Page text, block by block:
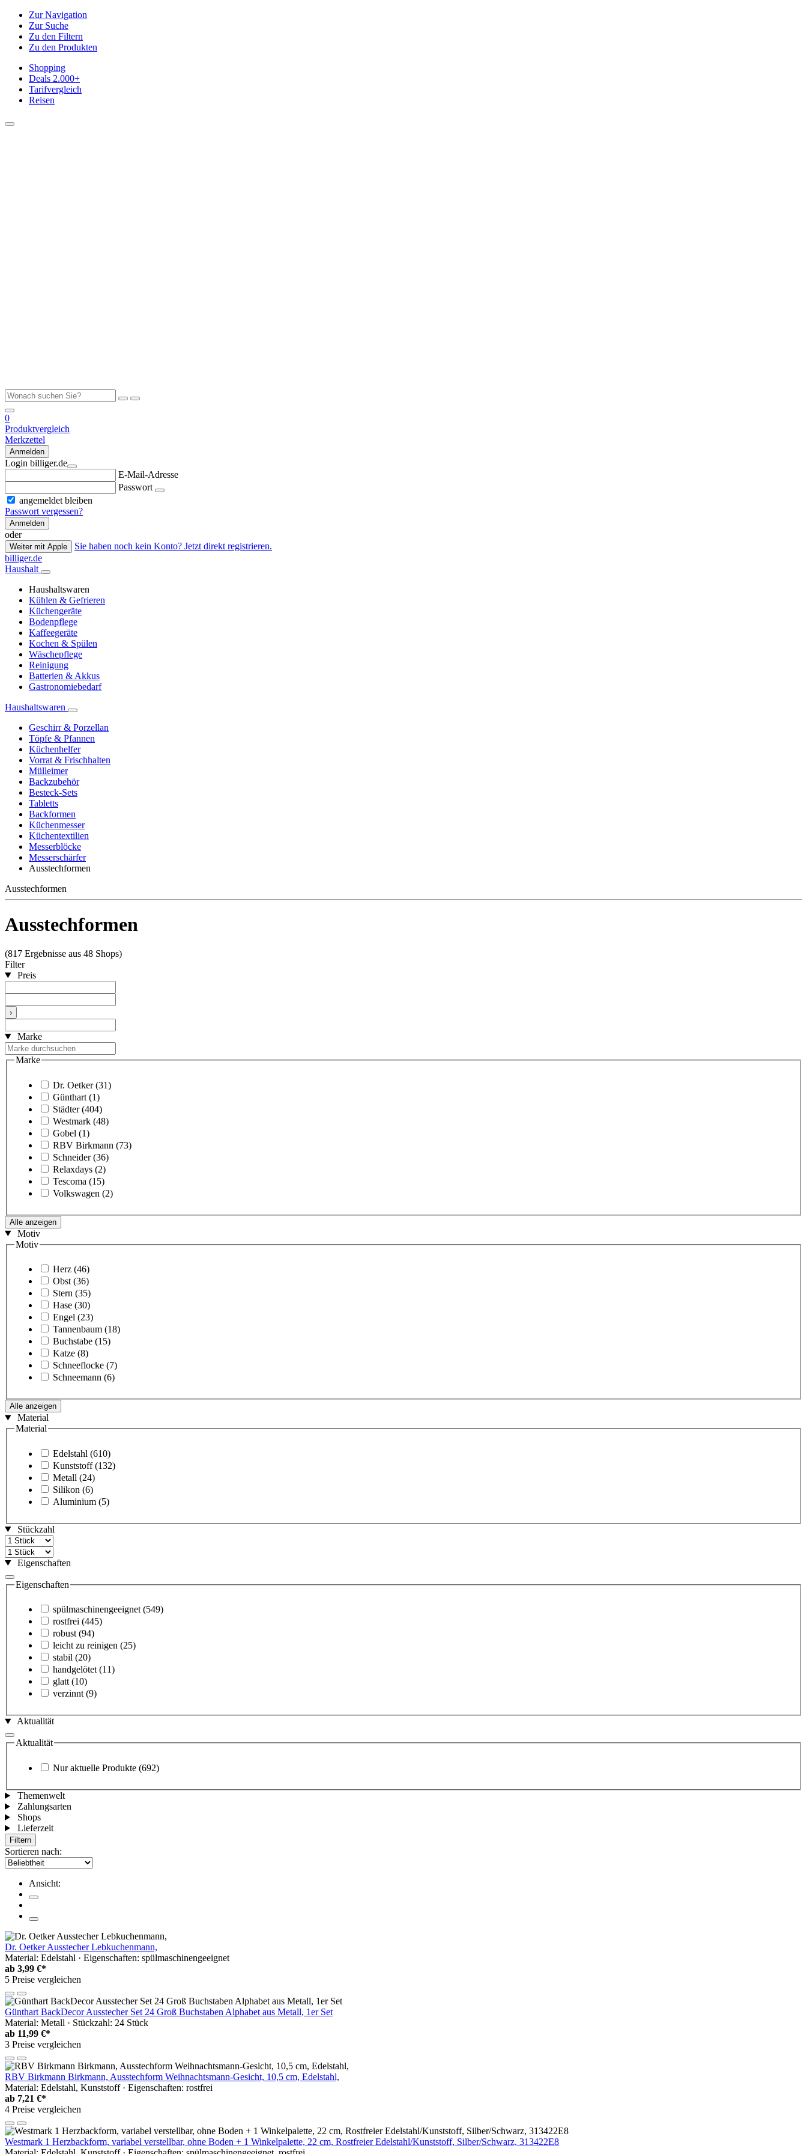
Zur Navigation
Zur Suche
Zu den Filtern
Zu den Produkten
Shopping
Deals 2.000+
Tarifvergleich
Reisen
0
Produktvergleich
Merkzettel
Anmelden
Login billiger.de
E-Mail-Adresse
Passwort
angemeldet bleiben
Passwort vergessen?
Anmelden
oder
Weiter mit Apple
Sie haben noch kein Konto? Jetzt direkt registrieren.
billiger.de
Haushalt
Haushaltswaren
Kühlen & Gefrieren
Küchengeräte
Bodenpflege
Kaffeegeräte
Kochen & Spülen
Wäschepflege
Reinigung
Batterien & Akkus
Gastronomiebedarf
Haushaltswaren
Geschirr & Porzellan
Töpfe & Pfannen
Küchenhelfer
Vorrat & Frischhalten
Mülleimer
Backzubehör
Besteck-Sets
Tabletts
Backformen
Küchenmesser
Küchentextilien
Messerblöcke
Messerschärfer
Ausstechformen
Ausstechformen
Ausstechformen
(817 Ergebnisse aus 48 Shops)
Filter
Preis
›
Marke
Marke
Dr. Oetker (31)
Günthart (1)
Städter (404)
Westmark (48)
Gobel (1)
RBV Birkmann (73)
Schneider (36)
Relaxdays (2)
Tescoma (15)
Volkswagen (2)
Alle anzeigen
Motiv
Motiv
Herz (46)
Obst (36)
Stern (35)
Hase (30)
Engel (23)
Tannenbaum (18)
Buchstabe (15)
Katze (8)
Schneeflocke (7)
Schneemann (6)
Alle anzeigen
Material
Material
Edelstahl (610)
Kunststoff (132)
Metall (24)
Silikon (6)
Aluminium (5)
Stückzahl
Eigenschaften
Eigenschaften
spülmaschinengeeignet (549)
rostfrei (445)
robust (94)
leicht zu reinigen (25)
stabil (20)
handgelötet (11)
glatt (10)
verzinnt (9)
Aktualität
Aktualität
Nur aktuelle Produkte (692)
Themenwelt
Zahlungsarten
Shops
Lieferzeit
Filtern
Sortieren nach:
Ansicht:
Dr. Oetker Ausstecher Lebkuchenmann,
Material: Edelstahl · Eigenschaften: spülmaschinengeeignet
ab 3,99 €*
5 Preise vergleichen
Günthart BackDecor Ausstecher Set 24 Groß Buchstaben Alphabet aus Metall, 1er Set
Material: Metall · Stückzahl: 24 Stück
ab 11,99 €*
3 Preise vergleichen
RBV Birkmann Birkmann, Ausstechform Weihnachtsmann-Gesicht, 10,5 cm, Edelstahl,
Material: Edelstahl, Kunststoff · Eigenschaften: rostfrei
ab 7,21 €*
4 Preise vergleichen
Westmark 1 Herzbackform, variabel verstellbar, ohne Boden + 1 Winkelpalette, 22 cm, Rostfreier Edelstahl/Kunststoff, Silber/Schwarz, 313422E8